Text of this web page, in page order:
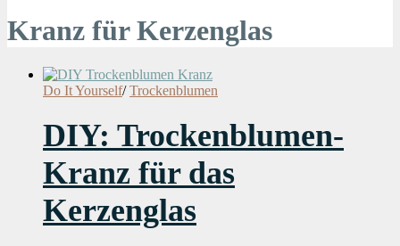
Kranz für Kerzenglas
Do It Yourself/ Trockenblumen
DIY: Trockenblumen-
Kranz für das
Kerzenglas